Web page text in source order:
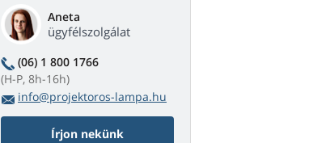
Aneta
ügyfélszolgálat
(06) 1 800 1766
(H-P, 8h-16h)
info@projektoros-lampa.hu
Írjon nekünk